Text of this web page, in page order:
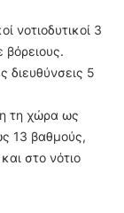
νοτιοδυτικοί 3
διευθύνσεις 5
τη χώρα ως
13 βαθμούς,
στο νότιο